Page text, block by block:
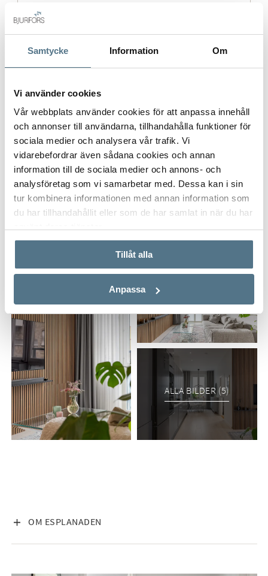
Samtycke Information Om
Vi använder cookies
Vår webbplats använder cookies för att anpassa innehåll
och annonser till användarna, tillhandahålla funktioner för
sociala medier och analysera vår trafik. Vi
vidarebefordrar även sådana cookies och annan
information till de sociala medier och annons- och
analysföretag som vi samarbetar med. Dessa kan i sin
tur kombinera informationen med annan information som
du har tillhandahållit eller som de har samlat in när du har
Tillåt alla
Anpassa
Postort*
Postnummer*
Ange ditt postnummer (5 siffror utan mellanslag)
ALLA BILDER (5)
OM ESPLANADEN
VISA INNEHÅLL